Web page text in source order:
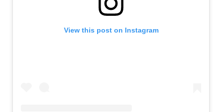
View this post on Instagram